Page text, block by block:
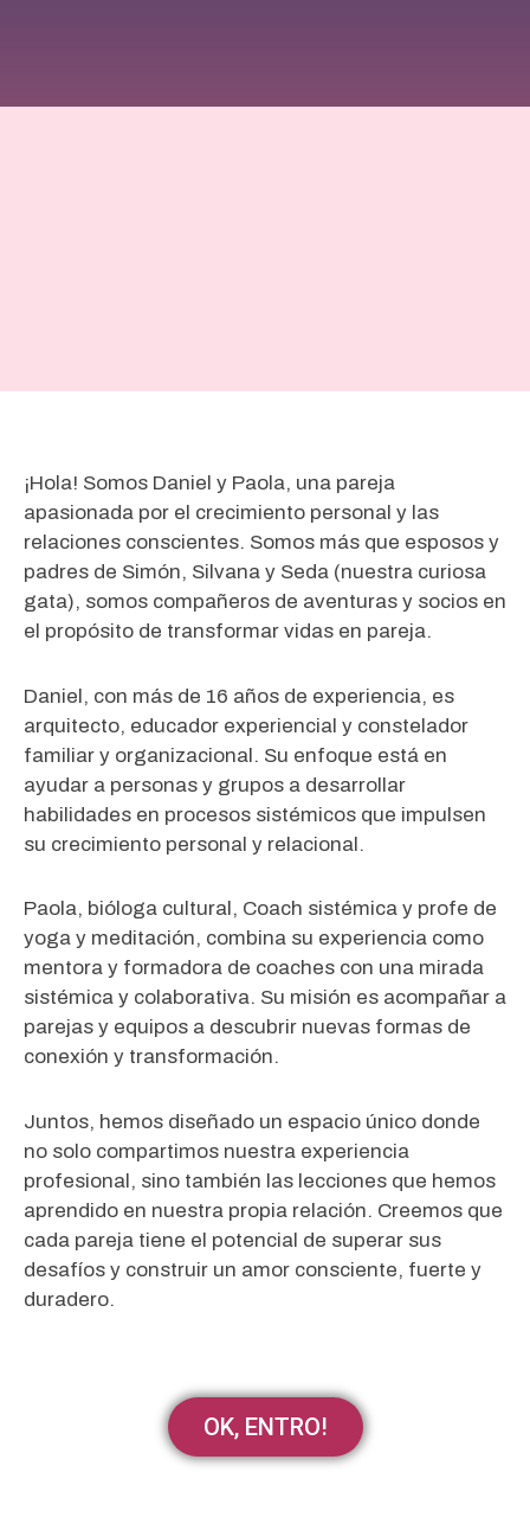
¡Hola! Somos Daniel y Paola, una pareja
apasionada por el crecimiento personal y las
relaciones conscientes. Somos más que esposos y
padres de Simón, Silvana y Seda (nuestra curiosa
gata), somos compañeros de aventuras y socios en
el propósito de transformar vidas en pareja.
Daniel, con más de 16 años de experiencia, es
arquitecto, educador experiencial y constelador
familiar y organizacional. Su enfoque está en
ayudar a personas y grupos a desarrollar
habilidades en procesos sistémicos que impulsen
su crecimiento personal y relacional.
Paola, bióloga cultural, Coach sistémica y profe de
yoga y meditación, combina su experiencia como
mentora y formadora de coaches con una mirada
sistémica y colaborativa. Su misión es acompañar a
parejas y equipos a descubrir nuevas formas de
conexión y transformación.
Juntos, hemos diseñado un espacio único donde
no solo compartimos nuestra experiencia
profesional, sino también las lecciones que hemos
aprendido en nuestra propia relación. Creemos que
cada pareja tiene el potencial de superar sus
desafíos y construir un amor consciente, fuerte y
duradero.
OK, ENTRO!